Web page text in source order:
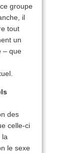
groupe
il
tout
un
– que
des
celle-ci
la
le sexe